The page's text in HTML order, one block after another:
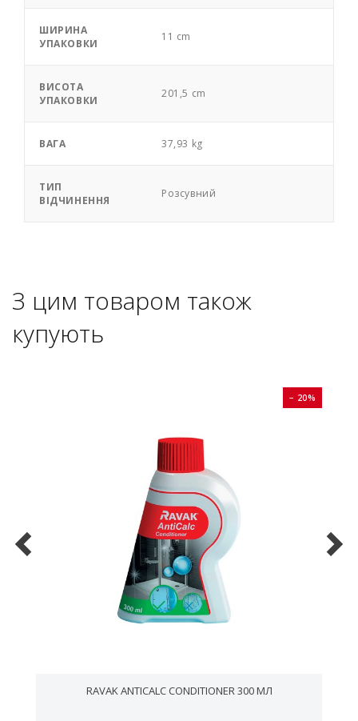
ШИРИНА
УПАКОВКИ
11 cm
ВИСОТА
УПАКОВКИ
201,5 cm
ВАГА 37,93 kg
ТИП
ВІДЧИНЕННЯ
Розсувний
З цим товаром також
купують
− 20%
RAVAK ANTICALC CONDITIONER 300 МЛ